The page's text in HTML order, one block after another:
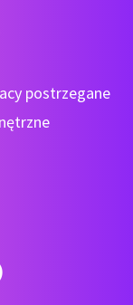
postrzegane